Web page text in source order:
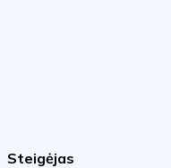
Steigėjas